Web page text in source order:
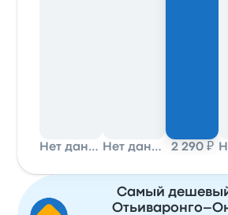
Нет данных Нет данных 2 290 ₽
Самый